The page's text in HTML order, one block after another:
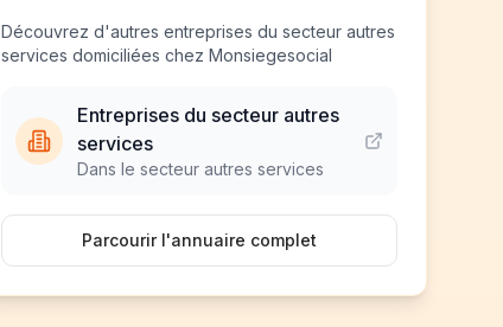
Découvrez d'autres entreprises du secteur autres
services domiciliées chez Monsiegesocial
Entreprises du secteur autres
services
Dans le secteur autres services
Parcourir l'annuaire complet